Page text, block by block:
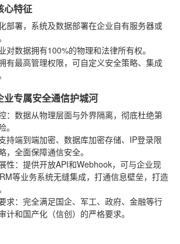
心特征
部署，系统及数据部署在企业自有服务器或
对数据拥有100%的物理和法律所有权。
有最高管理权限，可自定义安全策略、集成
业专属安全通信护城河
：数据从物理层面与外界隔离，彻底杜绝第
持端到端加密、数据库加密存储、IP登录限
，全面保障通信安全。
性：提供开放API和Webhook，可与企业现
等业务系统无缝集成，打通信息壁垒，打造
求：完全满足国企、军工、政府、金融等行
计和国产化（信创）的严格要求。